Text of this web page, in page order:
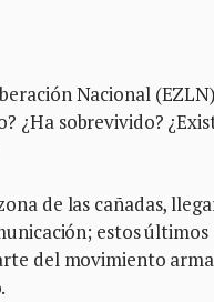
Nacional
¿Ha sobrevivido?
de las cañadas,
estos últimos
del movimiento